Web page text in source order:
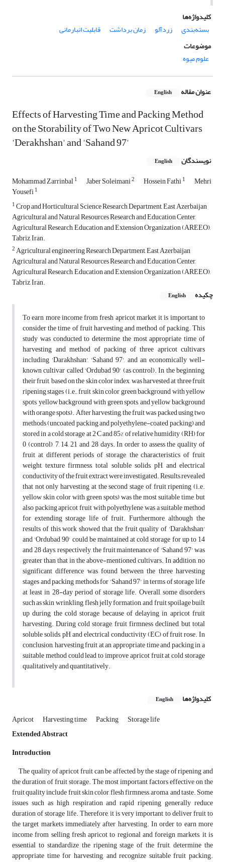
کلیدواژه‌ها
بسته‌بندی
زردآلو زمان برداشت
قابلیت انبارمانی
موضوعات
علوم میوه
عنوان مقاله English
Effects of Harvesting Time and Packing Method
on the Storability of Two New Apricot Cultivars
'Derakhshan' and 'Sahand 97'
نویسندگان English
Mohammad Zarrinbal1 Jaber Soleimani2 Hossein Fathi1 Mehri
Yousefi1
1Crop and Horticultural Science Research Department, East Azerbaijan
Agricultural and Natural Resources Research and Education Center,
Agricultural Research, Education and Extension Organization (AREEO),
Tabriz, Iran.
2Agricultural engineering Research Department, East Azerbaijan
Agricultural and Natural Resources Research and Education Center,
Agricultural Research, Education and Extension Organization (AREEO),
Tabriz, Iran.
چکیده
English
To earn more income from fresh apricot market, it is important to
consider the time of fruit harvesting and method of packing. This
study was conducted to determine the most appropriate time of
harvesting and method of packing of three apricot cultivars
including 'Darakhshan', 'Sahand 97', and an economically well-
known cultivar called ‘Ordubad 90' (as control). In the beginning,
their fruit, based on the skin color index, was harvested at three fruit
ripening stages (i.e., fruit skin color green background with yellow
spots, yellow background with green spots, and yellow background
with orange spots). After harvesting, the fruit was packed using two
methods (uncoated packing and polyethylene-coated packing) and
stored in a cold storage at 2°C and 85% of relative humidity (RH) for
0 (control), 7, 14, 21 and 28 days. In order to assess the quality of
fruit at different periods of storage, the characteristics of fruit
weight, texture firmness, total soluble solids, pH, and electrical
conductivity of the fruit extract were investigated. Results revealed
that not only harvesting at the second stage of fruit ripening (i.e.
yellow skin color with green spots) was the most suitable time, but
also packing apricot fruit with polyethylene was a suitable method
for extending storage life of fruit. Furthermore, although the
results of this work showed that the fruit quality of 'Darakhshan'
and 'Ordubad 90' could be maintained at cold storage for up to 14
and 28 days, respectively, the fruit maintenance of 'Sahand 97' was
greater than that in the above-mentioned cultivars. In addition, no
significant difference was found between the three harvesting
stages and packing methods for 'Sahand 97' in terms of storage life
at least in 28-day period of storage life. Overall, some disorders
such as skin wrinkling, flesh jelly formation, and fruit spoilage built
up during the cold storage because of delaying in apricot fruit
harvesting. During cold storage, fruit firmness declined, but total
soluble solids, pH, and electrical conductivity (EC) of fruit rose. In
conclusion, harvesting fruit at an appropriate time and packing in a
suitable method could lead to improve apricot fruit at cold storage
qualitatively and quantitatively.
کلیدواژه‌ها English
Apricot Harvesting time Packing
Storage life
Extended Abstract
Introduction
The quality of apricot fruit can be affected by the stage of ripening and
the duration of fruit storage. The most important factors effective on the
fruit quality include fruit skin color, flesh firmness, aroma, and taste. Some
issues such as high respiration and rapid ripening generally reduce
duration of storage life. Therefore, it is very important to deliver fruit to
the target markets immediately after harvesting. In order to earn more
income from selling fresh apricot to regional and foreign markets, it is
essential to standardize the ripening stage of the fruit, determine the
appropriate time for harvesting, and recognize suitable fruit packing.